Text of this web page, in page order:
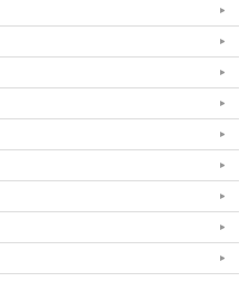
届きます。お申し込み開始時は
い場合もございます。その場合
ールが届いているかご確認くだ
場合は迷惑メールフォルダをご
までその旨お問
ャルオンラインストアに会員登
インしていただくと販売履歴で
。
のメールは送信専用となっ
ましても、返信できませんので予